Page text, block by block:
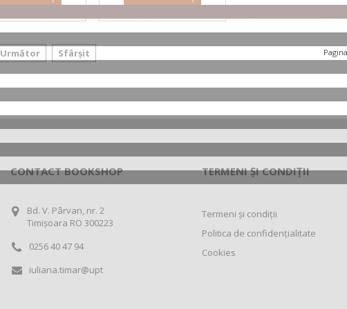
Următor Sfârșit
CONTACT BOOKSHOP
Bd. V. Pârvan, nr. 2
Timișoara RO 300223
0256 40 47 94
iuliana.timar@upt
TERMENI ȘI CONDIȚII
Termeni și condiții
Politica de confidențialitate
Cookies